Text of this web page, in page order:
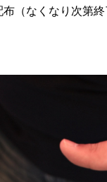
（なくなり次第終